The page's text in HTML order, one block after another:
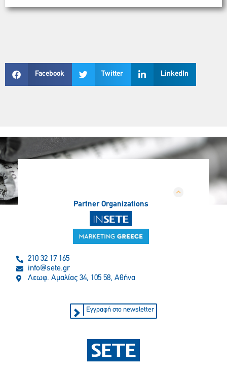
Facebook Twitter LinkedIn
Partner Organizations
210 32 17 165
info@sete.gr
Λεωφ. Αμαλίας 34, 105 58, Αθήνα
Εγγραφή στο newsletter